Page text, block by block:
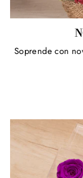
Soprende con